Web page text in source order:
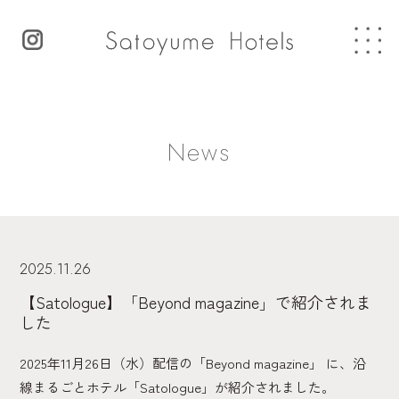
News
2025.11.26
【Satologue】「Beyond magazine」で紹介されま
した
2025年11月26日（水）配信の「Beyond magazine」 に、沿
線まるごとホテル「Satologue」が紹介されました。